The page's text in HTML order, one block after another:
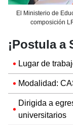
El Ministerio de
composición
¡Postula a
Lugar de
Modalidad:
Dirigida a
universitarios